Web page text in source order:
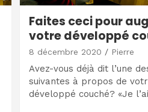
Faites ceci pour
votre développé
8 décembre 2020 Pierre
Avez-vous déjà dit l’une
suivantes à propos de
développé couché? «Je